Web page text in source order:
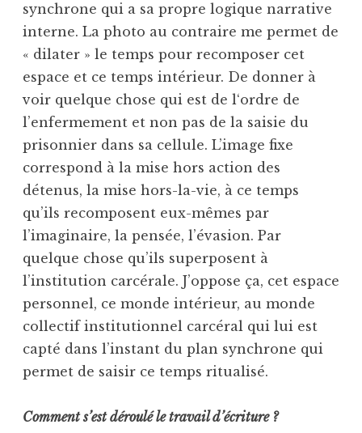
synchrone qui a sa propre logique narrative
interne. La photo au contraire me permet de
« dilater » le temps pour recomposer cet
espace et ce temps intérieur. De donner à
voir quelque chose qui est de l‘ordre de
l’enfermement et non pas de la saisie du
prisonnier dans sa cellule. L’image fixe
correspond à la mise hors action des
détenus, la mise hors-la-vie, à ce temps
qu’ils recomposent eux-mêmes par
l’imaginaire, la pensée, l’évasion. Par
quelque chose qu’ils superposent à
l’institution carcérale. J’oppose ça, cet espace
personnel, ce monde intérieur, au monde
collectif institutionnel carcéral qui lui est
capté dans l’instant du plan synchrone qui
permet de saisir ce temps ritualisé.
Comment s’est déroulé le travail d’écriture ?